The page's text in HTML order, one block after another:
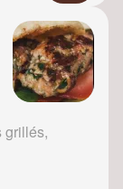
grillés,